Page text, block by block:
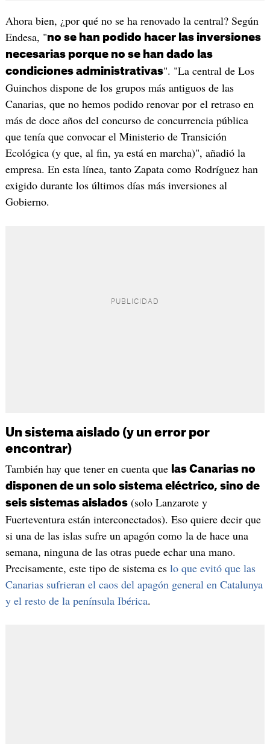
Ahora bien, ¿por qué no se ha renovado la central? Según
Endesa, "no se han podido hacer las inversiones
necesarias porque no se han dado las
condiciones administrativas". "La central de Los
Guinchos dispone de los grupos más antiguos de las
Canarias, que no hemos podido renovar por el retraso en
más de doce años del concurso de concurrencia pública
que tenía que convocar el Ministerio de Transición
Ecológica (y que, al fin, ya está en marcha)", añadió la
empresa. En esta línea, tanto Zapata como Rodríguez han
exigido durante los últimos días más inversiones al
Gobierno.
Un sistema aislado (y un error por
encontrar)
También hay que tener en cuenta que las Canarias no
disponen de un solo sistema eléctrico, sino de
seis sistemas aislados(solo Lanzarote y
Fuerteventura están interconectados). Eso quiere decir que
si una de las islas sufre un apagón como la de hace una
semana, ninguna de las otras puede echar una mano.
Precisamente, este tipo de sistema es lo que evitó que las
Canarias sufrieran el caos del apagón general en Catalunya
y el resto de la península Ibérica.